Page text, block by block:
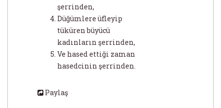
şerrinden,
Düğümlere üfleyip
tüküren büyücü
kadınların şerrinden,
Ve hased ettiği zaman
hasedcinin şerrinden.
Paylaş